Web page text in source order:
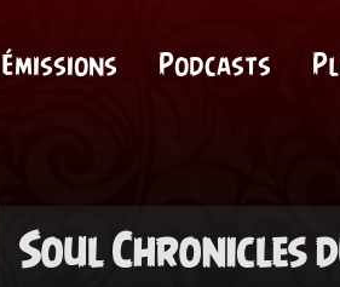
Émissions Podcasts
Soul Chronicles